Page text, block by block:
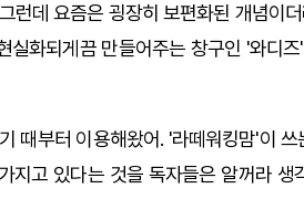
런데 요즘은 굉장히 보편화된 개념이
화되게끔 만들어주는 창구인 '와디
때부터 이용해왔어. '라떼워킹맘'이
지고 있다는 것을 독자들은 알꺼라 생